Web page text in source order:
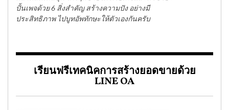
ปั้นเพจด้วย 6 สิ่งสำคัญ สร้างความปัง อย่างมี
ประสิทธิภาพ ไปบูทอัพทักษะให้ตัวเองกันครับ
เรียนฟรีเทคนิคการสร้างยอดขายด้วย
LINE OA